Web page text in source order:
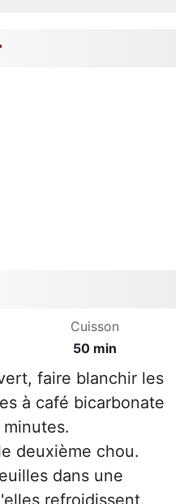
Cuisson
50 min
faire blanchir les
à café bicarbonate
deuxième chou.
dans une